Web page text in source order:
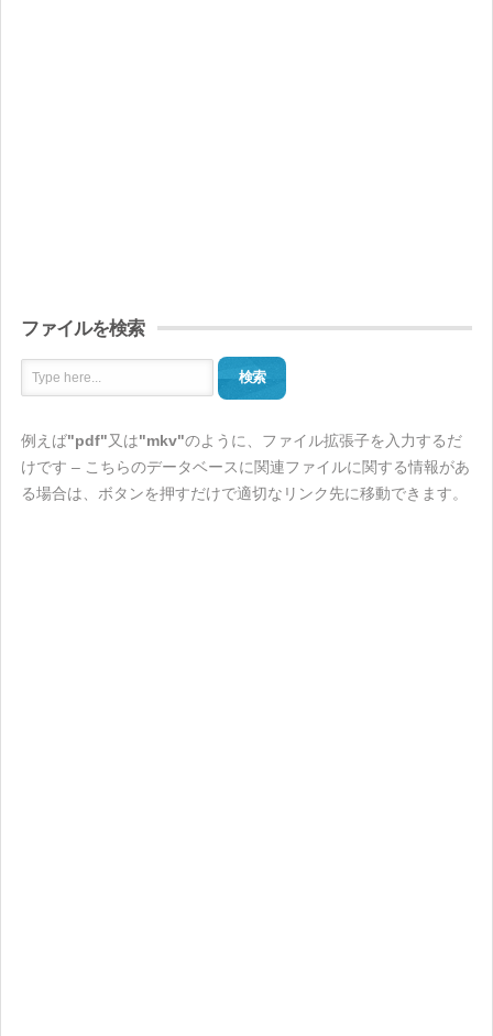
ファイルを検索
検索
例えば"pdf"又は"mkv"のように、ファイル拡張子を入力するだ
けです – こちらのデータベースに関連ファイルに関する情報があ
る場合は、ボタンを押すだけで適切なリンク先に移動できます。